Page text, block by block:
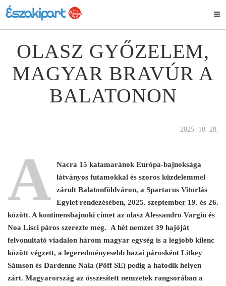
OLASZ GYŐZELEM,
MAGYAR BRAVÚR A
BALATONON
2025. 10. 28.
A
Nacra 15 katamaránok Európa-bajnoksága
látványos futamokkal és szoros küzdelemmel
zárult Balatonföldváron, a Spartacus Vitorlás
Egylet rendezésében, 2025. szeptember 19. és 26.
között. A kontinensbajnoki címet az olasz Alessandro Vargiu és
Noa Lisci páros szerezte meg. A hét nemzet 39 hajóját
felvonultató viadalon három magyar egység is a legjobb kilenc
között végzett, a legeredményesebb hazai párosként Litkey
Sámson és Dardenne Naia (Pöff SE) pedig a hatodik helyen
zárt. Magyarország az összesített nemzetek rangsorában a